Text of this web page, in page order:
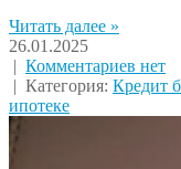
Читать далее »
26.01.2025
| Комментариев нет
| Категория: Кредит
ипотеке